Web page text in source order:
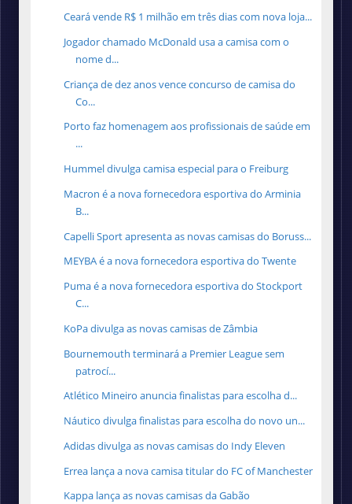
Ceará vende R$ 1 milhão em três dias com nova loja...
Jogador chamado McDonald usa a camisa com o
nome d...
Criança de dez anos vence concurso de camisa do
Co...
Porto faz homenagem aos profissionais de saúde em
...
Hummel divulga camisa especial para o Freiburg
Macron é a nova fornecedora esportiva do Arminia
B...
Capelli Sport apresenta as novas camisas do Boruss...
MEYBA é a nova fornecedora esportiva do Twente
Puma é a nova fornecedora esportiva do Stockport
C...
KoPa divulga as novas camisas de Zâmbia
Bournemouth terminará a Premier League sem
patrocí...
Atlético Mineiro anuncia finalistas para escolha d...
Náutico divulga finalistas para escolha do novo un...
Adidas divulga as novas camisas do Indy Eleven
Errea lança a nova camisa titular do FC of Manchester
Kappa lança as novas camisas da Gabão